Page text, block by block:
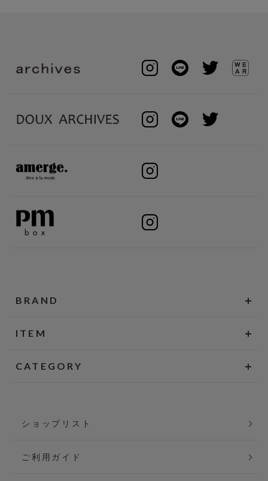
BRAND
ITEM
CATEGORY
ショップリスト
ご利用ガイド